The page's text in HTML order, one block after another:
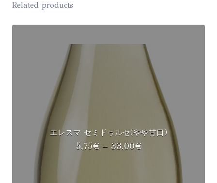
Related products
エレスマ セミドゥルセ(やや甘口)
5,75€– 33,00€